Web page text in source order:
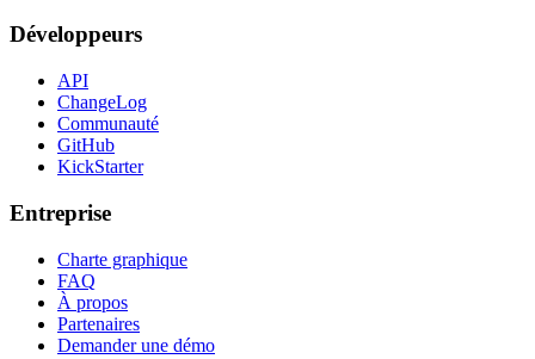
Développeurs
API
ChangeLog
Communauté
GitHub
KickStarter
Entreprise
Charte graphique
FAQ
À propos
Partenaires
Demander une démo